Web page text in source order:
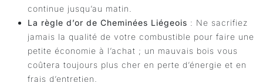
continue jusqu’au matin.
La règle d’or de Cheminées Liégeois : Ne sacrifiez
jamais la qualité de votre combustible pour faire une
petite économie à l’achat ; un mauvais bois vous
coûtera toujours plus cher en perte d’énergie et en
frais d’entretien.